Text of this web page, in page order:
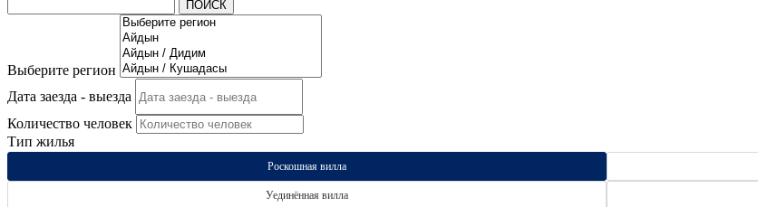
ПОИСК
Выберите регион
Дата заезда - выезда
Количество человек
Тип жилья
Роскошная вилла
Уединённая вилла